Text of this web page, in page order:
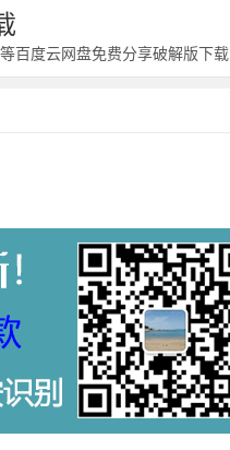
百度云网盘免费分享破解版下载